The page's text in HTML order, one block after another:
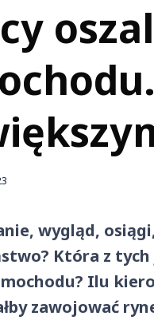
wygląd,
Która z
Ilu
zawojować